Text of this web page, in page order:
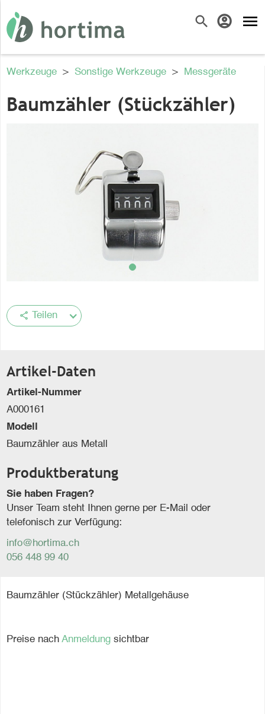
search account_circle menu
Werkzeuge > Sonstige Werkzeuge > Messgeräte
Baumzähler (Stückzähler)
share Teilen
Artikel-Daten
Artikel-Nummer
A000161
Modell
Baumzähler aus Metall
Produktberatung
Sie haben Fragen?
Unser Team steht Ihnen gerne per E-Mail oder
telefonisch zur Verfügung:
info@hortima.ch
056 448 99 40
Baumzähler (Stückzähler) Metallgehäuse
Preise nach Anmeldung sichtbar